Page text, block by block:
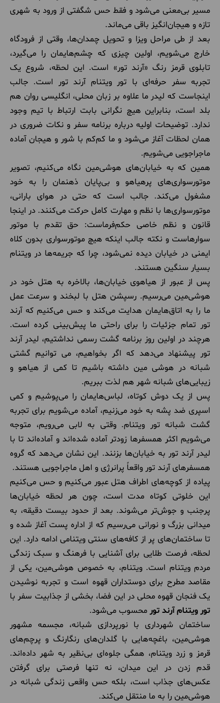
مسیر بی‌معنی می‌شود و فقط حس شگفتی از ورود به شهری
تازه و هیجان‌انگیز باقی می‌ماند.
بعد از طی مراحل ویزا و تحویل چمدان‌ها، وقتی از فرودگاه
خارج می‌شویم، اولین چیزی که چشم‌هایمان را می‌گیرد،
تابلوی قرمز رنگ «آرند تور» است. این لحظه، شروع یک
تجربه سفر حرفه‌ای با تور ویتنام آرند تور است. جالب
اینجاست که لیدر ما علاوه بر زبان محلی، انگلیسی روان هم
بلد است، بنابراین هیچ نگرانی بابت ارتباط با تیم وجود
ندارد. توضیحات اولیه درباره برنامه سفر و نکات ضروری در
همان لحظات آغاز می‌شود و ما کم‌کم با شور و هیجان آماده
ماجراجویی می‌شویم.
همین که به خیابان‌های هوشی‌مین نگاه می‌کنیم، تصویر
موتورسواری‌های پرهیاهو و بی‌پایان ذهنمان را به خود
مشغول می‌کند. جالب است که حتی در هوای بارانی،
موتورسواری‌ها با نظم و مهارت کامل حرکت می‌کنند. در اینجا
قانون و نظم خاصی حکم‌فرماست: حق تقدم با موتور
سوارهاست و نکته جالب اینکه هیچ موتورسواری بدون کلاه
ایمنی در خیابان دیده نمی‌شود، چرا که جریمه‌ها در ویتنام
بسیار سنگین هستند.
پس از عبور از هیاهوی خیابان‌ها، بالاخره به هتل خود در
هوشی‌مین می‌رسیم. رسپشن هتل با لبخند و سرعت عمل
ما را به اتاق‌هایمان هدایت می‌کند و حس می‌کنیم که آرند
تور تمام جزئیات را برای راحتی ما پیش‌بینی کرده است.
هرچند در اولین روز برنامه گشت رسمی نداشتیم، لیدر آرند
تور پیشنهاد می‌دهد که اگر بخواهیم، می توانیم گشتی
شبانه در هوشی مین داشته باشیم تا کمی از هیاهو و
زیبایی‌های شبانه شهر هم لذت ببریم.
پس از یک دوش کوتاه، لباس‌هایمان را می‌پوشیم و کمی
اسپری ضد پشه به خود می‌زنیم، آماده می‌شویم برای تجربه
گشت شبانه تور ویتنام. وقتی به لابی می‌رویم، متوجه
می‌شویم اکثر همسفرها زودتر آماده شده‌اند و آماده‌اند تا با
لیدر آرند تور به خیابان‌ها بزنند. این نشان می‌دهد که گروه
همسفرهای آرند تور واقعاً پرانرژی و اهل ماجراجویی هستند.
پیاده از کوچه‌های اطراف هتل عبور می‌کنیم و حس می‌کنیم
این خلوتی کوتاه مدت است، چون هر لحظه خیابان‌ها
پرجنب و جوش‌تر می‌شوند. بعد از حدود بیست دقیقه، به
میدانی بزرگ و نورانی می‌رسیم که از اداره پست آغاز شده و
تا ساختمان‌های پر از کافه‌های سنتی ویتنامی ادامه دارد. این
لحظه، فرصت طلایی برای آشنایی با فرهنگ و سبک زندگی
مردم ویتنام است. ویتنام، به خصوص هوشی‌مین، یکی از
مقاصد مطرح برای دوستداران قهوه است و تجربه نوشیدن
یک فنجان قهوه محلی در این فضا، بخشی از جذابیت سفر با
تور ویتنام آرند تور محسوب می‌شود.
ساختمان شهرداری با نورپردازی شبانه، مجسمه مشهور
هوشی‌مین، باغچه‌هایی با گلدان‌های رنگارنگ و پرچم‌های
قرمز و زرد ویتنام، همگی جلوه‌ای بی‌نظیر به شهر داده‌اند.
قدم زدن در این میدان، نه تنها فرصتی برای گرفتن
عکس‌های جذاب است، بلکه حس واقعی زندگی شبانه در
هوشی‌مین را به ما منتقل می‌کند.